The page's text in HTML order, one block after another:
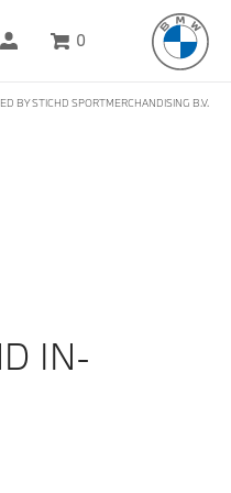
0
BY STICHD SPORTMERCHANDISING B.V.
IN-